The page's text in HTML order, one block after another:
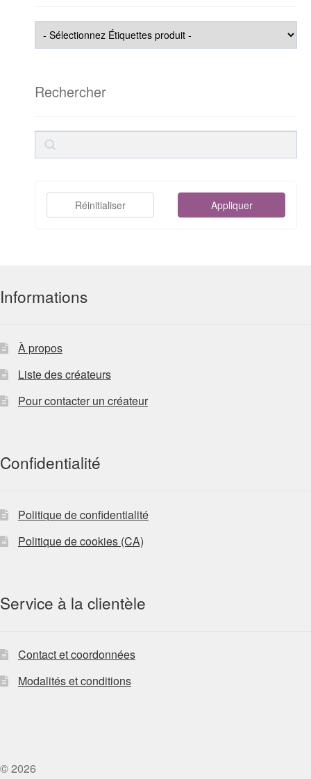
Rechercher
Rechercher
Appliquer
Réinitialiser
Informations
À propos
Liste des créateurs
Pour contacter un créateur
Confidentialité
Politique de confidentialité
Politique de cookies (CA)
Service à la clientèle
Contact et coordonnées
Modalités et conditions
© 2026